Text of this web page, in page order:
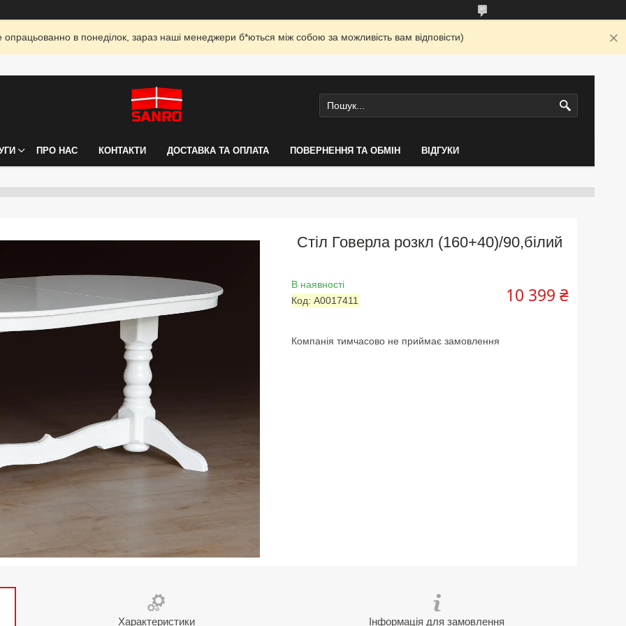
в понеділок, зараз наші менеджери б*ються між собою за можливість вам відповісти)
ПРО НАС КОНТАКТИ ДОСТАВКА ТА ОПЛАТА ПОВЕРНЕННЯ ТА ОБМІН ВІДГУКИ
Стіл Говерла розкл (160+40)/90,білий
В наявності
Код: А0017411 10 399 ₴
Компанія тимчасово не приймає замовлення
Характеристики Інформація для замовлення